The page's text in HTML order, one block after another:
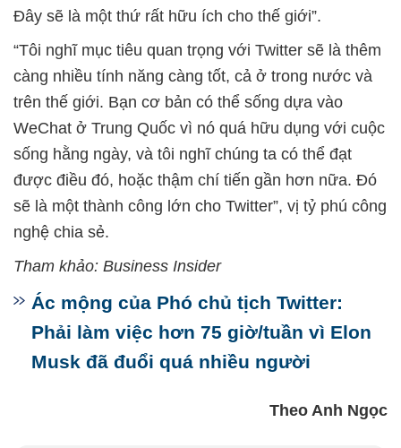
Đây sẽ là một thứ rất hữu ích cho thế giới”.
“Tôi nghĩ mục tiêu quan trọng với Twitter sẽ là thêm
càng nhiều tính năng càng tốt, cả ở trong nước và
trên thế giới. Bạn cơ bản có thể sống dựa vào
WeChat ở Trung Quốc vì nó quá hữu dụng với cuộc
sống hằng ngày, và tôi nghĩ chúng ta có thể đạt
được điều đó, hoặc thậm chí tiến gần hơn nữa. Đó
sẽ là một thành công lớn cho Twitter”, vị tỷ phú công
nghệ chia sẻ.
Tham khảo: Business Insider
Ác mộng của Phó chủ tịch Twitter:
Phải làm việc hơn 75 giờ/tuần vì Elon
Musk đã đuổi quá nhiều người
Theo Anh Ngọc